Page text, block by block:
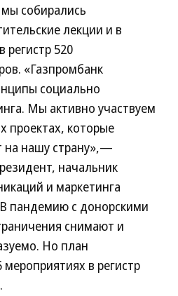
собирались
лекции и в
регистр 520
«Газпромбанк
социально
Мы активно участвуем
проектах, которые
на нашу страну»,—
начальник
и маркетинга
пандемию с донорскими
снимают и
Но план
в регистр